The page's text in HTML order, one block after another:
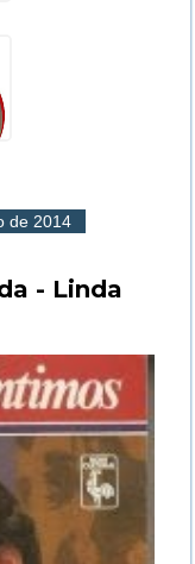
de 2014
- Linda